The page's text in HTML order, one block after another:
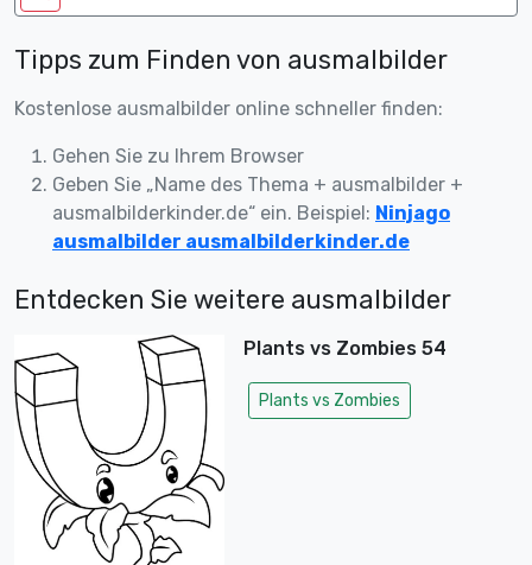
Tipps zum Finden von ausmalbilder
Kostenlose ausmalbilder online schneller finden:
Gehen Sie zu Ihrem Browser
Geben Sie „Name des Thema + ausmalbilder +
ausmalbilderkinder.de“ ein. Beispiel: Ninjago
ausmalbilder ausmalbilderkinder.de
Entdecken Sie weitere ausmalbilder
Plants vs Zombies 54
Plants vs Zombies